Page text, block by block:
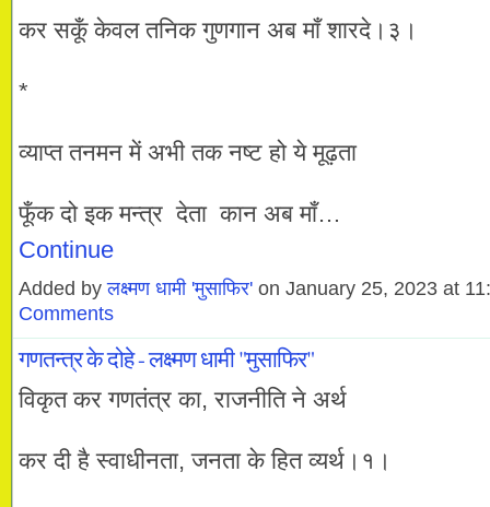
कर सकूँ केवल तनिक गुणगान अब माँ शारदे।३।
*
व्याप्त तनमन में अभी तक नष्ट हो ये मूढ़ता
फूँक दो इक मन्त्र देता कान अब माँ…
Continue
Added byलक्ष्मण धामी 'मुसाफिर' on January 25, 2023 at
Comments
गणतन्त्र के दोहे - लक्ष्मण धामी "मुसाफिर"
विकृत कर गणतंत्र का, राजनीति ने अर्थ
कर दी है स्वाधीनता, जनता के हित व्यर्थ।१।